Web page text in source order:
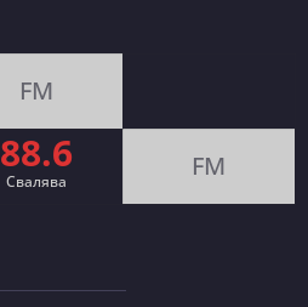
FM
88.6
Cвалява FM